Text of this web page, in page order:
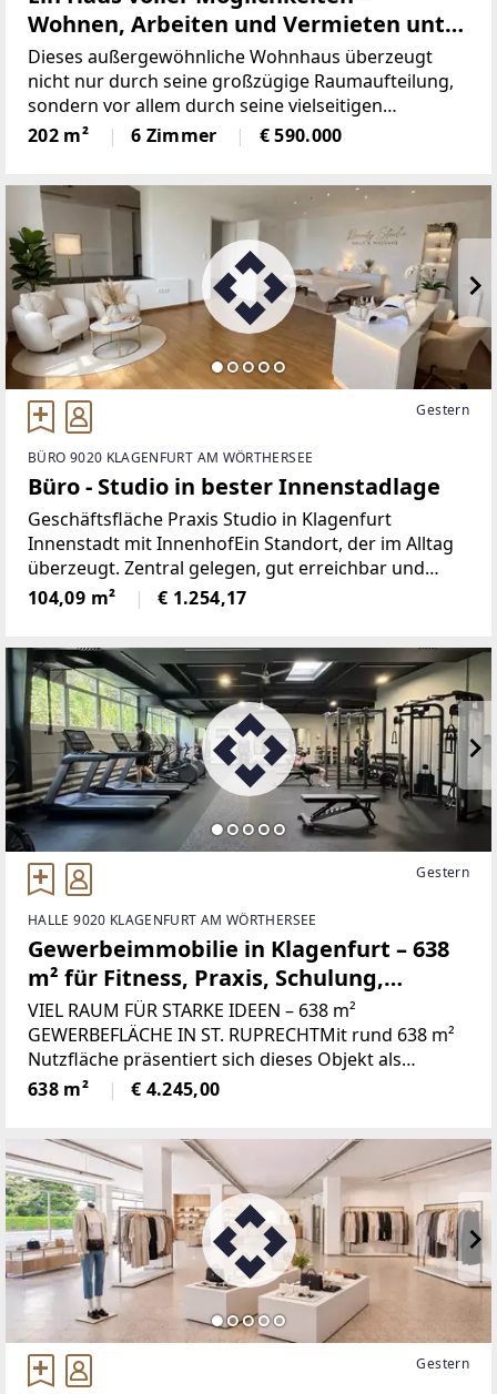
Wohnen, Arbeiten und Vermieten unter
einem Dach
Dieses außergewöhnliche Wohnhaus überzeugt
nicht nur durch seine großzügige Raumaufteilung,
sondern vor allem durch seine vielseitigen
Nutzungsmöglichkeiten. Ob als
Mehrgenerationenhaus, zur Kombination von
202 m² 6 Zimmer € 590.000
Gestern
BÜRO 9020 KLAGENFURT AM WÖRTHERSEE
Büro - Studio in bester Innenstadlage
Geschäftsfläche Praxis Studio in Klagenfurt
Innenstadt mit InnenhofEin Standort, der im Alltag
überzeugt. Zentral gelegen, gut erreichbar und
vielseitig nutzbar.Diese Geschäftsfläche in der
Klagenfurter Innenstadt eignet sich ideal für Praxis,
104,09 m² € 1.254,17
Gestern
HALLE 9020 KLAGENFURT AM WÖRTHERSEE
Gewerbeimmobilie in Klagenfurt – 638
m² für Fitness, Praxis, Schulung,
Showroom und mehr
VIEL RAUM FÜR STARKE IDEEN – 638 m²
GEWERBEFLÄCHE IN ST. RUPRECHTMit rund 638 m²
Nutzfläche präsentiert sich dieses Objekt als
vielseitiger Standort für Unternehmen, Dienstleister
und Institutionen, die Wert auf großzügige
638 m² € 4.245,00
Gestern